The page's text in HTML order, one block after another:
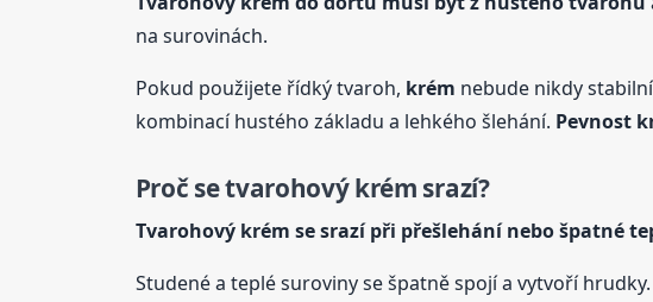
na surovinách.
Pokud použijete řídký tvaroh, krém nebude nikdy
kombinací hustého základu a lehkého šlehání. Pevnost
Proč se tvarohovýkrém srazí?
Tvarohový krém se srazí při přešlehání nebo špatné
Studené a teplé suroviny se špatně spojí a vytvoří